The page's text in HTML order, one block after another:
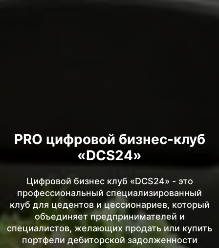
PRO цифровой бизнес-клуб
«DCS24»
Цифровой бизнес клуб «DCS24» - это
профессиональный специализированный
клуб для цедентов и цессионариев, который
объединяет предпринимателей и
специалистов, желающих продать или купить
портфели дебиторской задолженности